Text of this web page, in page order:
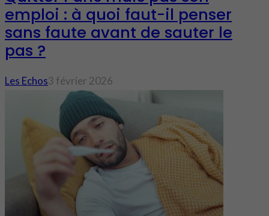
emploi : à quoi faut-il penser
sans faute avant de sauter le
pas ?
Les Echos3 février 2026